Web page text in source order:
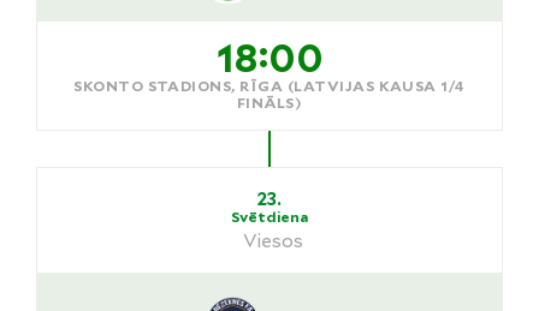
18:00
SKONTO STADIONS, RĪGA (LATVIJAS KAUSA 1/4
FINĀLS)
23.
Svētdiena
Viesos